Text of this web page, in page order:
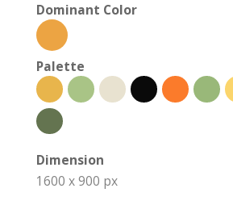
Dominant Color
Palette
Dimension
1600 x 900 px